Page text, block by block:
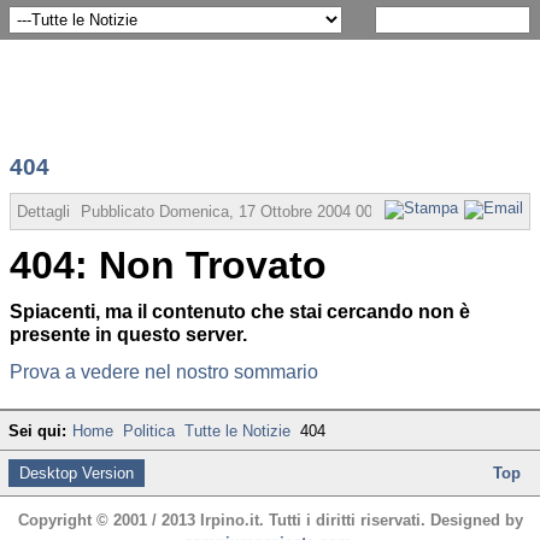
404
Dettagli Pubblicato Domenica, 17 Ottobre 2004 00:00 Scritto da
404: Non Trovato
Spiacenti, ma il contenuto che stai cercando non è
presente in questo server.
Prova a vedere nel nostro sommario
Sei qui: Home Politica Tutte le Notizie 404
Desktop Version Top
Copyright © 2001 / 2013 Irpino.it. Tutti i diritti riservati. Designed by